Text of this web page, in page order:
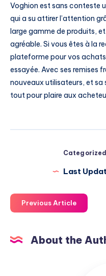
Voghion est sans conteste
qui a su attirer l’attention
large gamme de produits,
agréable. Si vous êtes à la
plateforme pour vos achats
essayée. Avec ses remises
nouveaux utilisateurs, et sa
tout pour plaire aux
Last
Previous Article
About the